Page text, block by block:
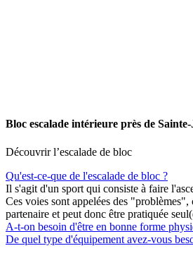
Bloc escalade intérieure près de
Découvrir l’escalade de bloc
Qu'est-ce-que de l'escalade de bloc ?
Il s'agit d'un sport qui consiste à faire
Ces voies sont appelées des
partenaire et peut donc être pratiquée
A-t-on besoin d'être en bonne forme
De quel type d'équipement avez-vous